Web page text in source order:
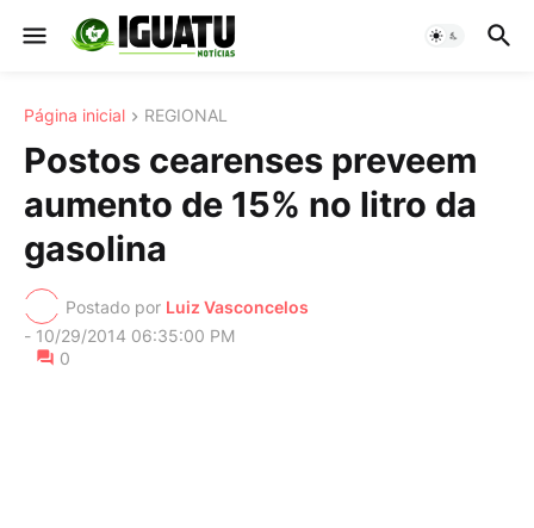
Página inicial REGIONAL
Postos cearenses preveem
aumento de 15% no litro da
gasolina
Postado por Luiz Vasconcelos
- 10/29/2014 06:35:00 PM
0